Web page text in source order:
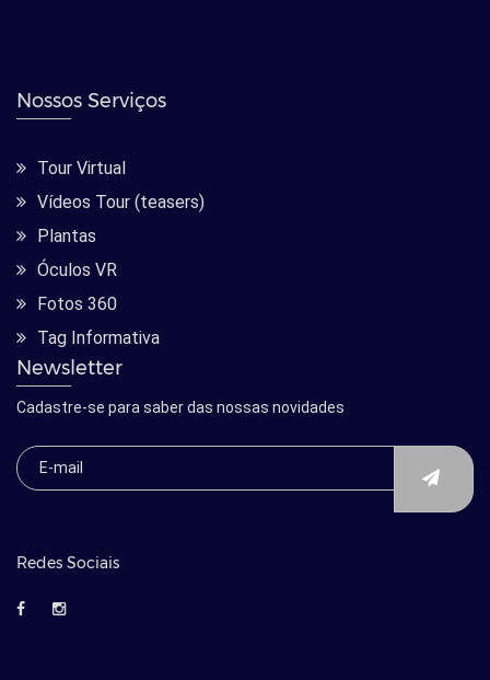
Nossos Serviços
Tour Virtual
Vídeos Tour (teasers)
Plantas
Óculos VR
Fotos 360
Tag Informativa
Newsletter
Cadastre-se para saber das nossas novidades
Redes Sociais